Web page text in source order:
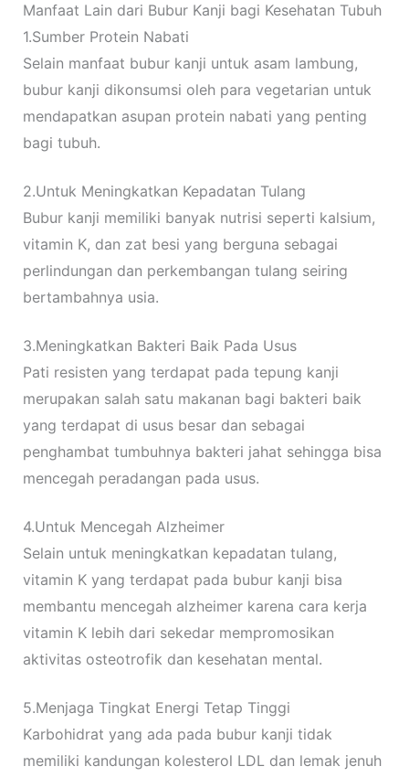
Manfaat Lain dari Bubur Kanji bagi Kesehatan Tubuh
1.Sumber Protein Nabati
Selain manfaat bubur kanji untuk asam lambung,
bubur kanji dikonsumsi oleh para vegetarian untuk
mendapatkan asupan protein nabati yang penting
bagi tubuh.
2.Untuk Meningkatkan Kepadatan Tulang
Bubur kanji memiliki banyak nutrisi seperti kalsium,
vitamin K, dan zat besi yang berguna sebagai
perlindungan dan perkembangan tulang seiring
bertambahnya usia.
3.Meningkatkan Bakteri Baik Pada Usus
Pati resisten yang terdapat pada tepung kanji
merupakan salah satu makanan bagi bakteri baik
yang terdapat di usus besar dan sebagai
penghambat tumbuhnya bakteri jahat sehingga bisa
mencegah peradangan pada usus.
4.Untuk Mencegah Alzheimer
Selain untuk meningkatkan kepadatan tulang,
vitamin K yang terdapat pada bubur kanji bisa
membantu mencegah alzheimer karena cara kerja
vitamin K lebih dari sekedar mempromosikan
aktivitas osteotrofik dan kesehatan mental.
5.Menjaga Tingkat Energi Tetap Tinggi
Karbohidrat yang ada pada bubur kanji tidak
memiliki kandungan kolesterol LDL dan lemak jenuh